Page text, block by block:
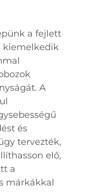
a fejlett
kiemelkedik
A
és
tervezték,
elő,
a
márkákkal